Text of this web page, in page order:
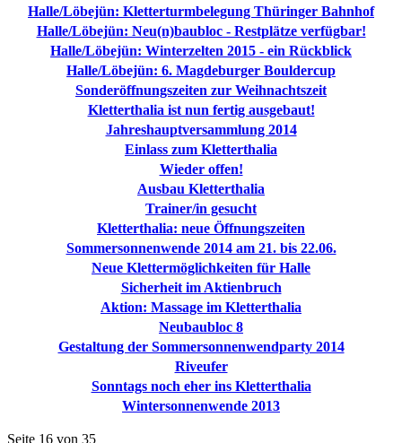
Halle/Löbejün: Kletterturmbelegung Thüringer Bahnhof
Halle/Löbejün: Neu(n)baubloc - Restplätze verfügbar!
Halle/Löbejün: Winterzelten 2015 - ein Rückblick
Halle/Löbejün: 6. Magdeburger Bouldercup
Sonderöffnungszeiten zur Weihnachtszeit
Kletterthalia ist nun fertig ausgebaut!
Jahreshauptversammlung 2014
Einlass zum Kletterthalia
Wieder offen!
Ausbau Kletterthalia
Trainer/in gesucht
Kletterthalia: neue Öffnungszeiten
Sommersonnenwende 2014 am 21. bis 22.06.
Neue Klettermöglichkeiten für Halle
Sicherheit im Aktienbruch
Aktion: Massage im Kletterthalia
Neubaubloc 8
Gestaltung der Sommersonnenwendparty 2014
Riveufer
Sonntags noch eher ins Kletterthalia
Wintersonnenwende 2013
Seite 16 von 35